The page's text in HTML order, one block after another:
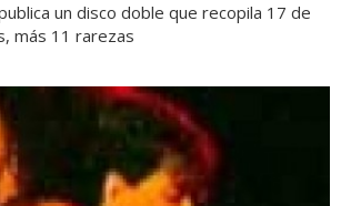
un disco doble que recopila 17 de
más 11 rarezas